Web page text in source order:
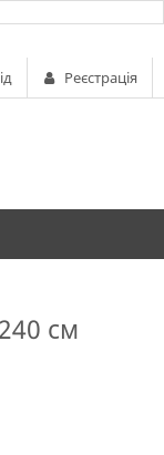
см
Реєстрація